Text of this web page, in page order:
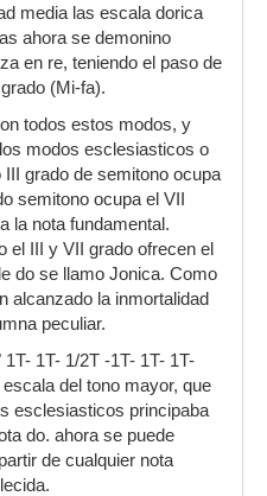
media las escala dorica
ahora se demonino
en re, teniendo el paso de
(Mi-fa).
todos estos modos, y
modos esclesiasticos o
grado de semitono ocupa
semitono ocupa el VII
la nota fundamental.
el III y VII grado ofrecen el
do se llamo Jonica. Como
alcanzado la inmortalidad
peculiar.
1T- 1/2T -1T- 1T- 1T-
del tono mayor, que
esclesiasticos principaba
do. ahora se puede
de cualquier nota